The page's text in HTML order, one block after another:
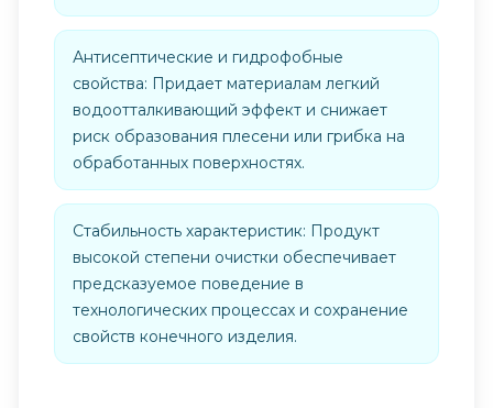
Антисептические и гидрофобные
свойства: Придает материалам легкий
водоотталкивающий эффект и снижает
риск образования плесени или грибка на
обработанных поверхностях.
Стабильность характеристик: Продукт
высокой степени очистки обеспечивает
предсказуемое поведение в
технологических процессах и сохранение
свойств конечного изделия.